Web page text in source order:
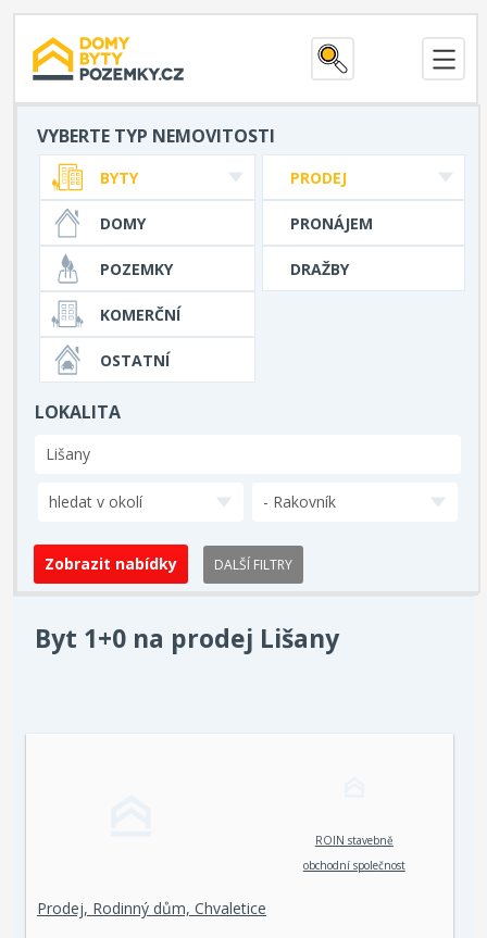
VYBERTE TYP NEMOVITOSTI
PRODEJ
PRONÁJEM
DRAŽBY
BYTY
DOMY
POZEMKY
KOMERČNÍ
OSTATNÍ
LOKALITA
hledat v okolí - Rakovník
DALŠÍ FILTRY
Byt 1+0 na prodej Lišany
ROIN stavebně
obchodní společnost
Prodej, Rodinný dům, Chvaletice